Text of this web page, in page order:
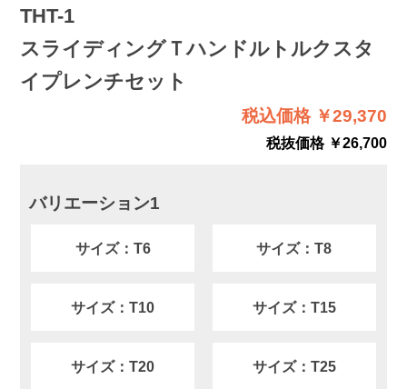
THT-1
スライディングＴハンドルトルクスタ
イプレンチセット
税込価格 ￥29,370
税抜価格 ￥26,700
バリエーション1
サイズ：T6 サイズ：T8
サイズ：T10 サイズ：T15
サイズ：T20 サイズ：T25